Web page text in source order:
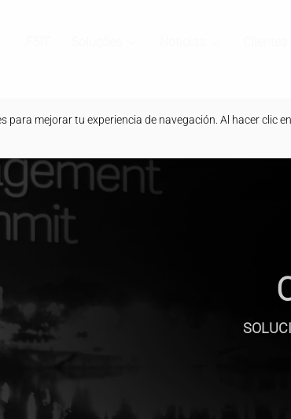
para mejorar tu experiencia de navegación. Al hacer clic